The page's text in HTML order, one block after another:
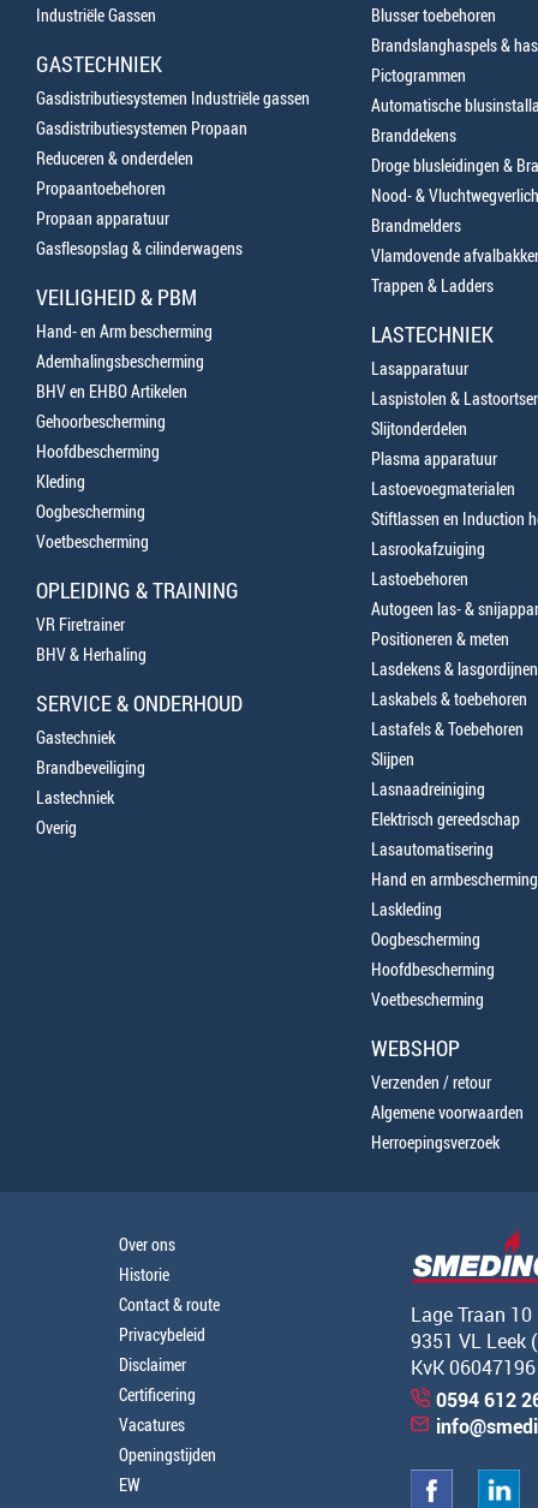
Industriële Gassen
GASTECHNIEK
Gasdistributiesystemen Industriële gassen
Gasdistributiesystemen Propaan
Reduceren & onderdelen
Propaantoebehoren
Propaan apparatuur
Gasflesopslag & cilinderwagens
VEILIGHEID & PBM
Hand- en Arm bescherming
Ademhalingsbescherming
BHV en EHBO Artikelen
Gehoorbescherming
Hoofdbescherming
Kleding
Oogbescherming
Voetbescherming
OPLEIDING & TRAINING
VR Firetrainer
BHV & Herhaling
SERVICE & ONDERHOUD
Gastechniek
Brandbeveiliging
Lastechniek
Overig
Blusser toebehoren
Brandslanghaspels &
Pictogrammen
Automatische
Branddekens
Droge blusleidingen &
Nood- &
Brandmelders
Vlamdovende
Trappen & Ladders
LASTECHNIEK
Lasapparatuur
Laspistolen &
Slijtonderdelen
Plasma apparatuur
Lastoevoegmaterialen
Stiftlassen en Induction
Lasrookafzuiging
Lastoebehoren
Autogeen las- &
Positioneren & meten
Lasdekens & lasgordijnen
Laskabels & toebehoren
Lastafels & Toebehoren
Slijpen
Lasnaadreiniging
Elektrisch gereedschap
Lasautomatisering
Hand en armbescherming
Laskleding
Oogbescherming
Hoofdbescherming
Voetbescherming
WEBSHOP
Verzenden / retour
Algemene voorwaarden
Herroepingsverzoek
Over ons
Historie
Contact & route
Privacybeleid
Disclaimer
Certificering
Vacatures
Openingstijden
EW
Lage Traan 10
9351 VL Leek
KvK 06047196
0594 612